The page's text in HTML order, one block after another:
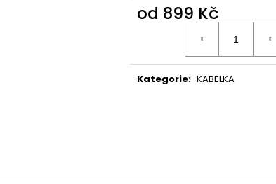
od 899 Kč
Kategorie: KABELKA